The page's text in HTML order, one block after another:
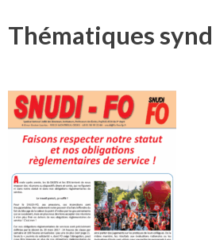
Thématiques